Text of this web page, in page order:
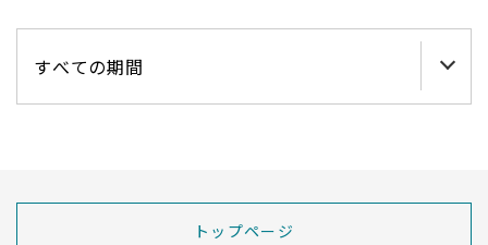
トップページ